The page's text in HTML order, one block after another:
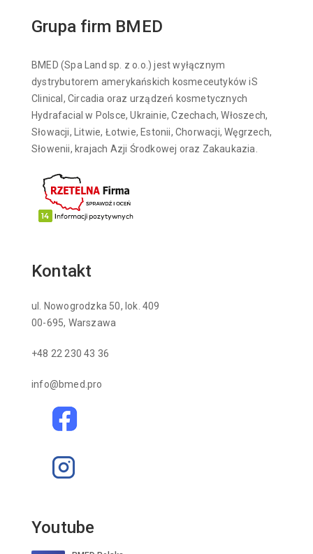
Grupa firm BMED
BMED (Spa Land sp. z o.o.) jest wyłącznym
dystrybutorem amerykańskich kosmeceutyków iS
Clinical, Circadia oraz urządzeń kosmetycznych
Hydrafacial w Polsce, Ukrainie, Czechach, Włoszech,
Słowacji, Litwie, Łotwie, Estonii, Chorwacji, Węgrzech,
Słowenii, krajach Azji Środkowej oraz Zakaukazia.
Kontakt
ul. Nowogrodzka 50, lok. 409
00-695, Warszawa
+48 22 230 43 36
info@bmed.pro
Youtube